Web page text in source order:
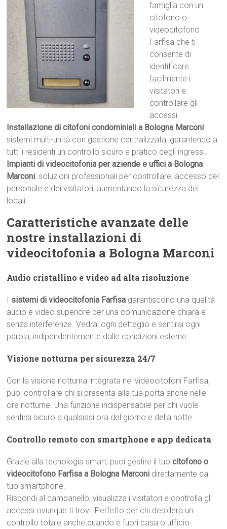
famiglia con un
citofono o
videocitofono
Farfisa che ti
consente di
identificare
facilmente i
visitatori e
controllare gli
accessi.
Installazione di citofoni condominiali a Bologna Marconi:
sistemi multi-unità con gestione centralizzata, garantendo a
tutti i residenti un controllo sicuro e pratico degli ingressi.
Impianti di videocitofonia per aziende e uffici a Bologna
Marconi: soluzioni professionali per controllare laccesso del
personale e dei visitatori, aumentando la sicurezza dei
locali.
Caratteristiche avanzate delle
nostre installazioni di
videocitofonia a Bologna Marconi
Audio cristallino e video ad alta risoluzione
I sistemi di videocitofonia Farfisa garantiscono una qualità
audio e video superiore per una comunicazione chiara e
senza interferenze. Vedrai ogni dettaglio e sentirai ogni
parola, indipendentemente dalle condizioni esterne.
Visione notturna per sicurezza 24/7
Con la visione notturna integrata nei videocitofoni Farfisa,
puoi controllare chi si presenta alla tua porta anche nelle
ore notturne. Una funzione indispensabile per chi vuole
sentirsi sicuro a qualsiasi ora del giorno e della notte.
Controllo remoto con smartphone e app dedicata
Grazie alla tecnologia smart, puoi gestire il tuocitofono o
videocitofono Farfisa a Bologna Marconi direttamente dal
tuo smartphone.
Rispondi al campanello, visualizza i visitatori e controlla gli
accessi ovunque ti trovi. Perfetto per chi desidera un
controllo totale anche quando è fuori casa o ufficio.